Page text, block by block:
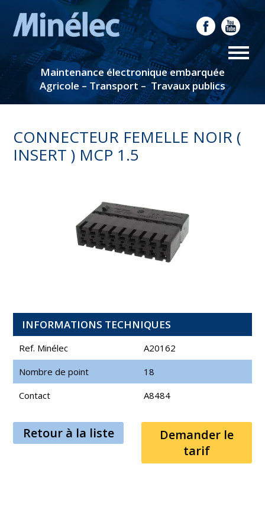
Maintenance électronique embarquée
Agricole – Transport – Travaux publics
CONNECTEUR FEMELLE NOIR (
INSERT ) MCP 1.5
INFORMATIONS TECHNIQUES
Ref. Minélec
A20162
Nombre de point
18
Contact
A8484
Retour à la liste
Demander le
tarif